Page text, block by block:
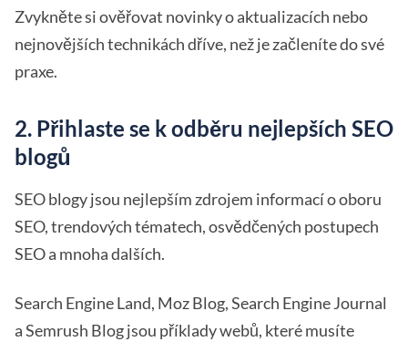
Zvykněte si ověřovat novinky o aktualizacích nebo
nejnovějších technikách dříve, než je začleníte do své
praxe.
2. Přihlaste se k odběru nejlepších SEO
blogů
SEO blogy jsou nejlepším zdrojem informací o oboru
SEO, trendových tématech, osvědčených postupech
SEO a mnoha dalších.
Search Engine Land, Moz Blog, Search Engine Journal
a Semrush Blog jsou příklady webů, které musíte